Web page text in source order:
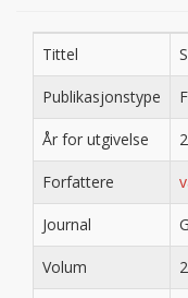
Tittel
Publikasjonstype
År for utgivelse
Forfattere
Journal
Volum